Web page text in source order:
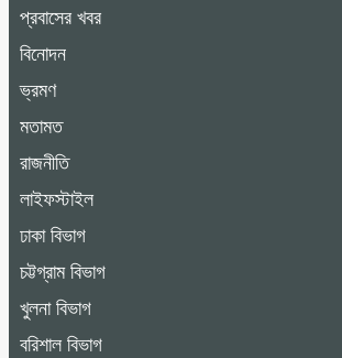
প্রবাসের খবর
বিনোদন
ভ্রমণ
মতামত
রাজনীতি
লাইফস্টাইল
ঢাকা বিভাগ
চট্টগ্রাম বিভাগ
খুলনা বিভাগ
বরিশাল বিভাগ